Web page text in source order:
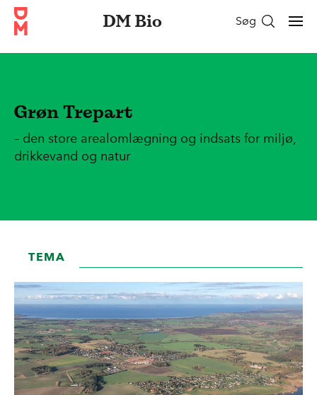
DM Bio Søg
Grøn Trepart
– den store arealomlægning og indsats for miljø,
drikkevand og natur
TEMA